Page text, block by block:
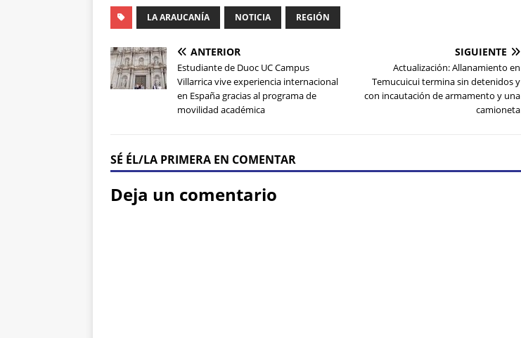
LA ARAUCANÍA NOTICIA REGIÓN
ANTERIOR
Estudiante de Duoc UC Campus
Villarrica vive experiencia internacional
en España gracias al programa de
movilidad académica
SIGUIENTE
Actualización: Allanamiento en
Temucuicui termina sin detenidos y
con incautación de armamento y una
camioneta
SÉ ÉL/LA PRIMERA EN COMENTAR
Deja un comentario